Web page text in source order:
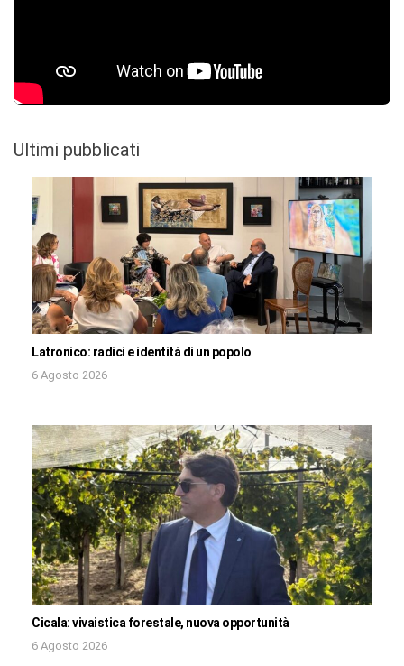
Ultimi pubblicati
Latronico: radici e identità di un popolo
6 Agosto 2026
Cicala: vivaistica forestale, nuova opportunità
6 Agosto 2026